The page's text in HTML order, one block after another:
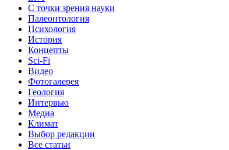
С точки зрения науки
Палеонтология
Психология
История
Концепты
Sci-Fi
Видео
Фотогалерея
Геология
Интервью
Медиа
Климат
Выбор редакции
Все статьи